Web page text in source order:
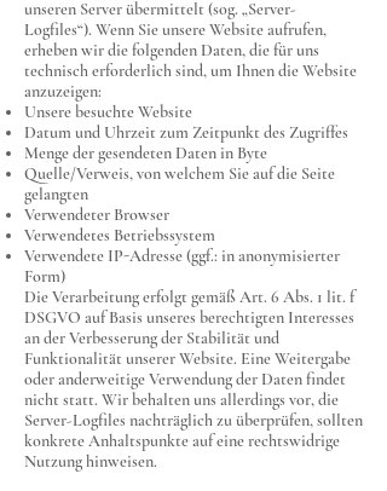
unseren Server übermittelt (sog. „Server-
Logfiles“). Wenn Sie unsere Website aufrufen,
erheben wir die folgenden Daten, die für uns
technisch erforderlich sind, um Ihnen die Website
anzuzeigen:
Unsere besuchte Website
Datum und Uhrzeit zum Zeitpunkt des Zugriffes
Menge der gesendeten Daten in Byte
Quelle/Verweis, von welchem Sie auf die Seite
gelangten
Verwendeter Browser
Verwendetes Betriebssystem
Verwendete IP-Adresse (ggf.: in anonymisierter
Form)
Die Verarbeitung erfolgt gemäß Art. 6 Abs. 1 lit. f
DSGVO auf Basis unseres berechtigten Interesses
an der Verbesserung der Stabilität und
Funktionalität unserer Website. Eine Weitergabe
oder anderweitige Verwendung der Daten findet
nicht statt. Wir behalten uns allerdings vor, die
Server-Logfiles nachträglich zu überprüfen, sollten
konkrete Anhaltspunkte auf eine rechtswidrige
Nutzung hinweisen.